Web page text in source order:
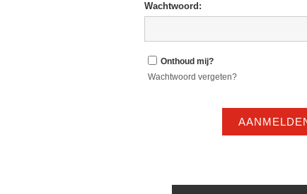
Wachtwoord:
Onthoud mij?
Wachtwoord vergeten?